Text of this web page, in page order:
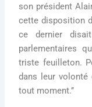
son président
cette disposition
ce dernier disait
parlementaires
triste feuilleton.
dans leur
tout moment.’’